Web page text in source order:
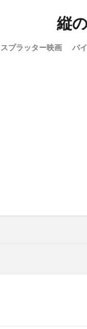
縦
スプラッター映画 バ